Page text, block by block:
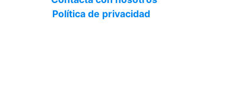
Política de privacidad